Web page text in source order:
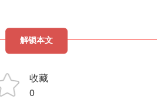
解锁本文
收藏
0